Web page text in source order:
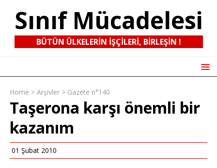
Sınıf Mücadelesi
BÜTÜN ÜLKELERIN IŞÇILERI, BIRLEŞIN !
Home > Arşivler > Gazete n°140
Taşerona karşı önemli bir
kazanım
01 Şubat 2010